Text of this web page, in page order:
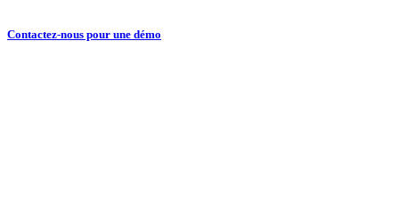
Contactez-nous pour une démo